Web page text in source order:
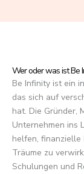
5
Wer oder was ist Be
Be Infinity ist ein
das sich auf
hat. Die Gründer,
Unternehmen ins
helfen, finanzielle
Träume zu
Schulungen und